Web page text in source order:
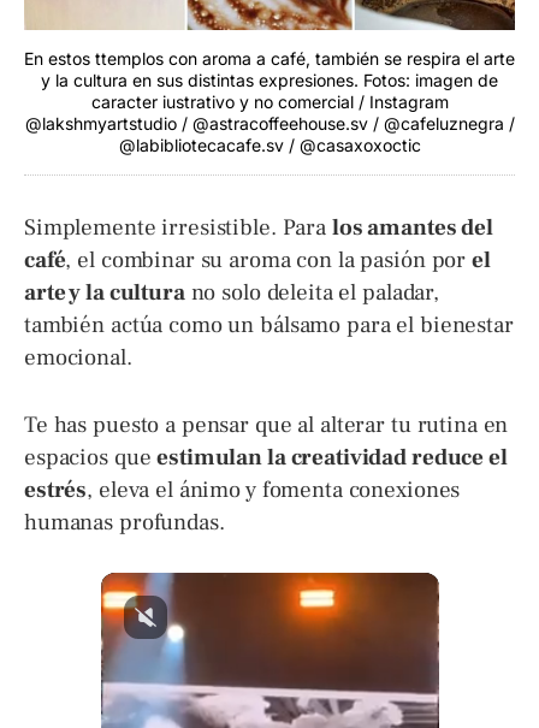
En estos ttemplos con aroma a café, también se respira el arte
y la cultura en sus distintas expresiones. Fotos: imagen de
caracter iustrativo y no comercial / Instagram
@lakshmyartstudio / @astracoffeehouse.sv / @cafeluznegra /
@labibliotecacafe.sv / @casaxoxoctic
Simplemente irresistible. Para los amantes del
café, el combinar su aroma con la pasión porel
arte y la culturano solo deleita el paladar,
también actúa como un bálsamo para el bienestar
emocional.
Te has puesto a pensar que al alterar tu rutina en
espacios queestimulan la creatividad reduce el
estrés, eleva el ánimo y fomenta conexiones
humanas profundas.